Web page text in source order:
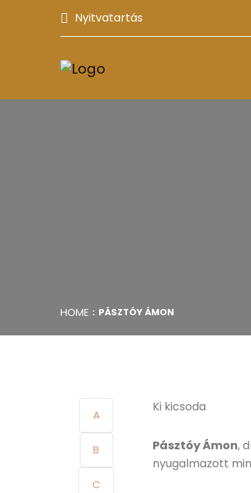
Nyitvatartás
HOME PÁSZTÓY ÁMON
A
B
C
Ki kicsoda
Pásztóy Ámon,
nyugalmazott